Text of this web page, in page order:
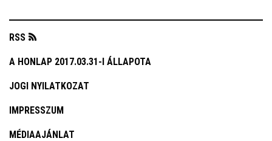
RSS
A HONLAP 2017.03.31-I ÁLLAPOTA
JOGI NYILATKOZAT
IMPRESSZUM
MÉDIAAJÁNLAT